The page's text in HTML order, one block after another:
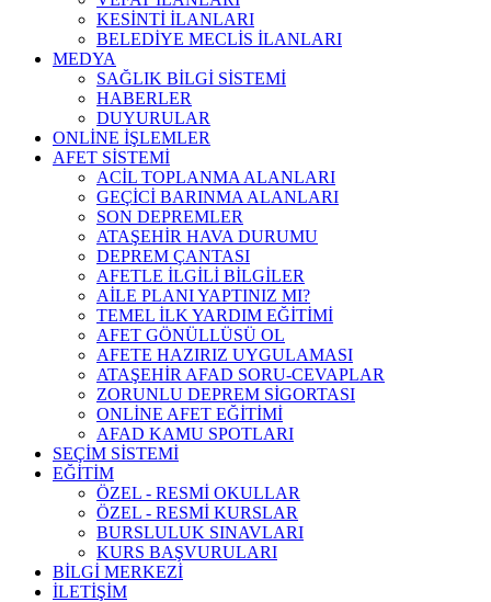
KESİNTİ İLANLARI
BELEDİYE MECLİS İLANLARI
MEDYA
SAĞLIK BİLGİ SİSTEMİ
HABERLER
DUYURULAR
ONLİNE İŞLEMLER
AFET SİSTEMİ
ACİL TOPLANMA ALANLARI
GEÇİCİ BARINMA ALANLARI
SON DEPREMLER
ATAŞEHİR HAVA DURUMU
DEPREM ÇANTASI
AFETLE İLGİLİ BİLGİLER
AİLE PLANI YAPTINIZ MI?
TEMEL İLK YARDIM EĞİTİMİ
AFET GÖNÜLLÜSÜ OL
AFETE HAZIRIZ UYGULAMASI
ATAŞEHİR AFAD SORU-CEVAPLAR
ZORUNLU DEPREM SİGORTASI
ONLİNE AFET EĞİTİMİ
AFAD KAMU SPOTLARI
SEÇİM SİSTEMİ
EĞİTİM
ÖZEL - RESMİ OKULLAR
ÖZEL - RESMİ KURSLAR
BURSLULUK SINAVLARI
KURS BAŞVURULARI
BİLGİ MERKEZİ
İLETİŞİM